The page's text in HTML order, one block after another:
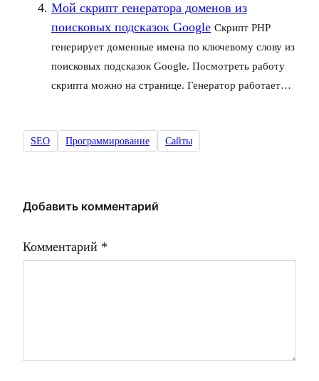
Мой скрипт генератора доменов из
поисковых подсказок Google Скрипт PHP
генерирует доменные имена по ключевому слову из
поисковых подсказок Google. Посмотреть работу
скрипта можно на странице. Генератор работает…
SEO Программирование Сайты
Добавить комментарий
Комментарий *